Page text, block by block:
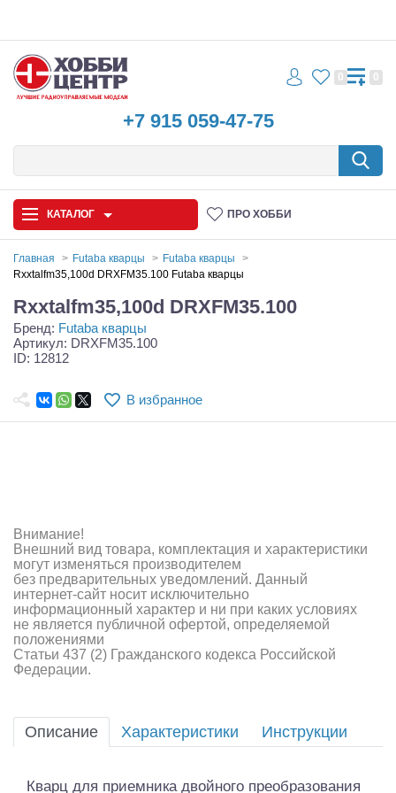
+7 915 059-47-75
0 0
КАТАЛОГ ПРО ХОББИ
Запчасти и аксессуары
Игрушки
Самолеты
Аппаратура и электроника
Аккумуляторы и батарейки
Зарядные устройства и блоки питания
Двигатели
Инструмент,измерительные приборы,расходники
Главная Futaba кварцы
Futaba кварцы
Rxxtalfm35,100d DRXFM35.100 Futaba кварцы
Rxxtalfm35,100d DRXFM35.100
Бренд: Futaba кварцы
Артикул: DRXFM35.100
ID: 12812
В избранное
Внимание!
Внешний вид товара, комплектация и характеристики
могут изменяться производителем
без предварительных уведомлений. Данный
интернет-сайт носит исключительно
информационный характер и ни при каких условиях
не является публичной офертой, определяемой
положениями
Статьи 437 (2) Гражданского кодекса Российской
Федерации.
Описание Характеристики Инструкции
Кварц для приемника двойного преобразования